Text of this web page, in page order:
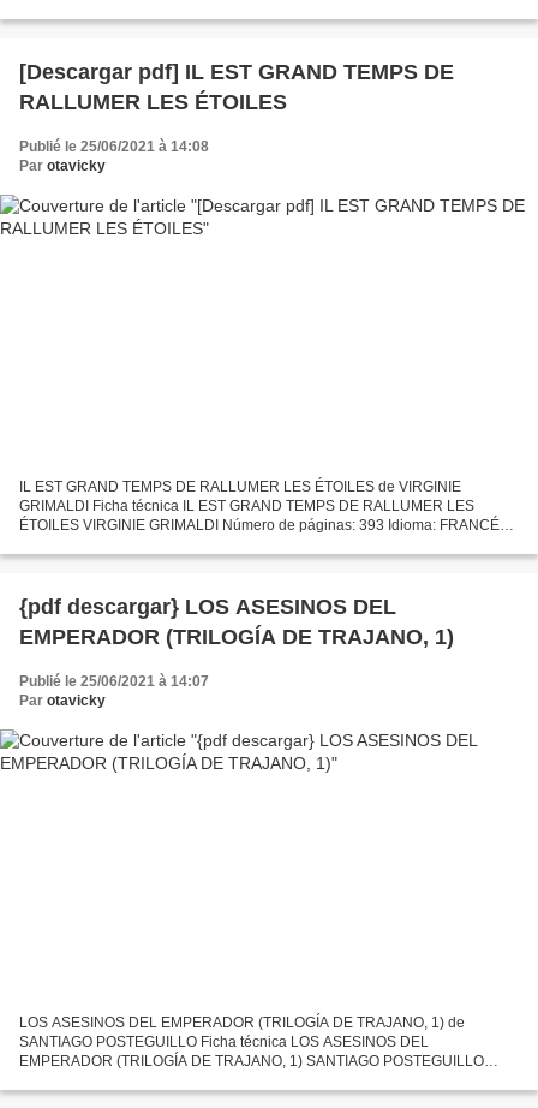
UNIVERSITY...
[Descargar pdf] IL EST GRAND TEMPS DE
RALLUMER LES ÉTOILES
Publié le 25/06/2021 à 14:08
Par otavicky
IL EST GRAND TEMPS DE RALLUMER LES ÉTOILES de VIRGINIE
GRIMALDI Ficha técnica IL EST GRAND TEMPS DE RALLUMER LES
ÉTOILES VIRGINIE GRIMALDI Número de páginas: 393 Idioma: FRANCÉS
Año...
{pdf descargar} LOS ASESINOS DEL
EMPERADOR (TRILOGÍA DE TRAJANO, 1)
Publié le 25/06/2021 à 14:07
Par otavicky
LOS ASESINOS DEL EMPERADOR (TRILOGÍA DE TRAJANO, 1) de
SANTIAGO POSTEGUILLO Ficha técnica LOS ASESINOS DEL
EMPERADOR (TRILOGÍA DE TRAJANO, 1) SANTIAGO POSTEGUILLO
MOBI, FB2 ISBN: 9788408103257...